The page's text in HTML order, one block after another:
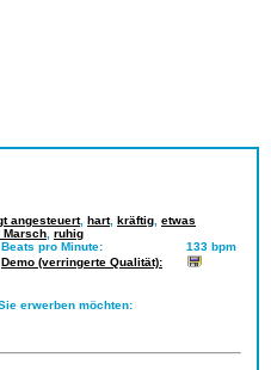
angesteuert, hart, kräftig etwas
Marsch ruhig
Beats pro Minute:
133 bpm
Demo (verringerte Qualität):
erwerben möchten: